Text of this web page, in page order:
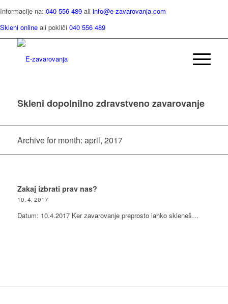
Informacije na: 040 556 489 ali info@e-zavarovanja.com
Skleni online ali pokliči 040 556 489
Skleni dopolnilno zdravstveno zavarovanje
Archive for month: april, 2017
Zakaj izbrati prav nas?
10. 4. 2017
Datum: 10.4.2017 Ker zavarovanje preprosto lahko skleneš…